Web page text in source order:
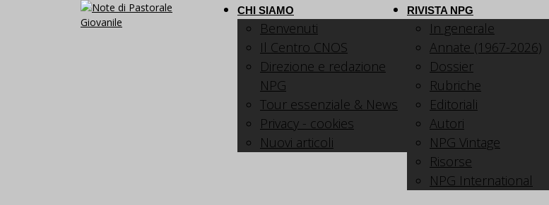
CHI SIAMO
Benvenuti
Il Centro CNOS
Direzione e redazione
NPG
Tour essenziale & News
Privacy - cookies
Nuovi articoli
RIVISTA NPG
In generale
Annate (1967-2026)
Dossier
Rubriche
Editoriali
Autori
NPG Vintage
Risorse
NPG International